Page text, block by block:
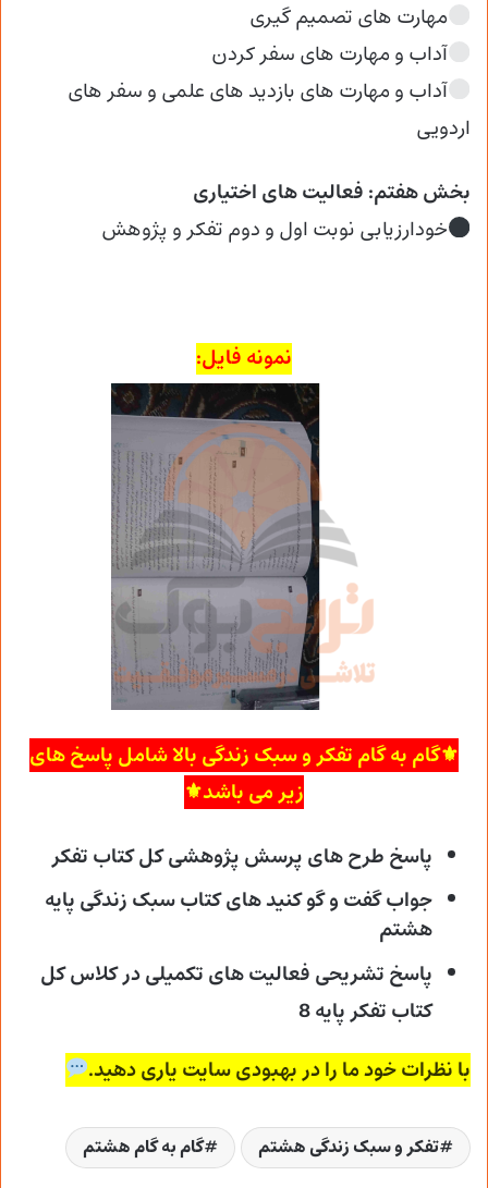
مهارت های تصمیم گیری
آداب و مهارت های سفر کردن
آداب و مهارت های بازدید های علمی و سفر های
اردویی
بخش هفتم: فعالیت های اختیاری
خودارزیابی نوبت اول و دوم تفکر و پژوهش
نمونه فایل:
⚜گام به گام تفکر و سبک زندگی بالا شامل پاسخ های
زیر می باشد⚜
پاسخ طرح های پرسش پژوهشی کل کتاب تفکر
جواب گفت و گو کنید های کتاب سبک زندگی پایه
هشتم
پاسخ تشریحی فعالیت های تکمیلی در کلاس کل
کتاب تفکر پایه 8
با نظرات خود ما را در بهبودی سایت یاری دهید.
تفکر و سبک زندگی هشتم گام به گام هشتم